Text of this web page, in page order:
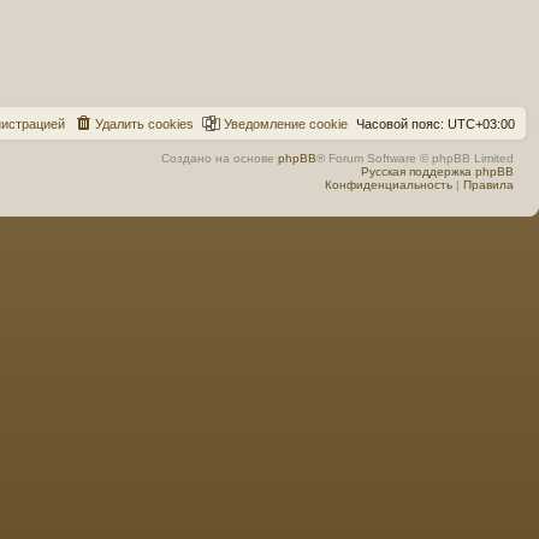
Часовой пояс: UTC+03:00
Уведомление cookie
Удалить cookies
истрацией
Создано на основе phpBB® Forum Software © phpBB Limited
Русская поддержка phpBB
Конфиденциальность | Правила